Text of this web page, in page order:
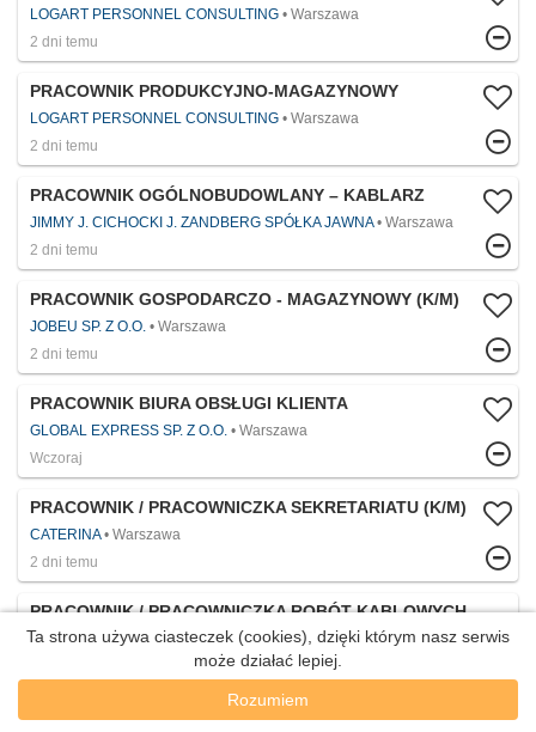
LOGART PERSONNEL CONSULTING
Warszawa
2 dni temu
PRACOWNIK PRODUKCYJNO-MAGAZYNOWY
LOGART PERSONNEL CONSULTING
Warszawa
2 dni temu
PRACOWNIK OGÓLNOBUDOWLANY – KABLARZ
JIMMY J. CICHOCKI J. ZANDBERG SPÓŁKA JAWNA
Warszawa
2 dni temu
PRACOWNIK GOSPODARCZO - MAGAZYNOWY (K/M)
JOBEU SP. Z O.O.
Warszawa
2 dni temu
PRACOWNIK BIURA OBSŁUGI KLIENTA
GLOBAL EXPRESS SP. Z O.O.
Warszawa
Wczoraj
PRACOWNIK / PRACOWNICZKA SEKRETARIATU (K/M)
CATERINA
Warszawa
2 dni temu
PRACOWNIK / PRACOWNICZKA ROBÓT KABLOWYCH
Z OBSŁUGĄ MINIKOPARKI
JIMMY J. CICHOCKI J. ZANDBERG SPÓŁKA JAWNA
Ta strona używa ciasteczek (cookies), dzięki którym nasz serwis
może działać lepiej.
Rozumiem